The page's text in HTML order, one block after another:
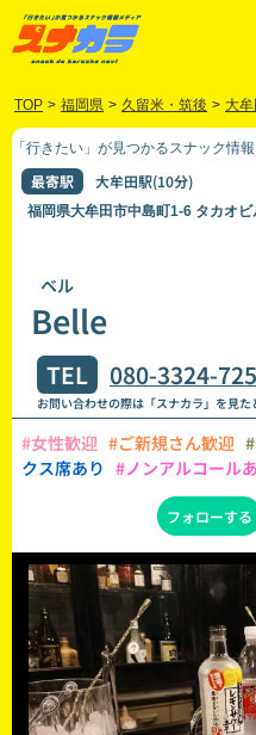
TOP > 福岡県 > 久留米・筑後 > 大
「行きたい」が見つかるスナック情
最寄駅 大牟田駅(10分)
福岡県大牟田市中島町1-6 タカオビ
ベル
Belle
TEL 080-3324-
お問い合わせの際は「スナカラ」を見
#女性歓迎 #ご新規さん歓迎
クス席あり #ノンアルコール
フォローする